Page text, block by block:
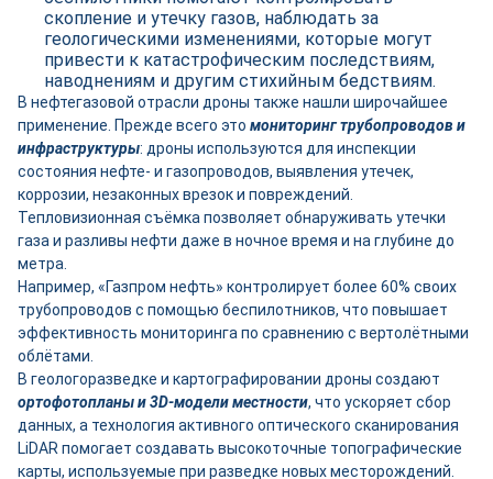
скопление и утечку газов, наблюдать за
геологическими изменениями, которые могут
привести к катастрофическим последствиям,
наводнениям и другим стихийным бедствиям.
В нефтегазовой отрасли дроны также нашли широчайшее
применение. Прежде всего это мониторинг трубопроводов и
инфраструктуры: дроны используются для инспекции
состояния нефте- и газопроводов, выявления утечек,
коррозии, незаконных врезок и повреждений.
Тепловизионная съёмка позволяет обнаруживать утечки
газа и разливы нефти даже в ночное время и на глубине до
метра.
Например, «Газпром нефть» контролирует более 60% своих
трубопроводов с помощью беспилотников, что повышает
эффективность мониторинга по сравнению с вертолётными
облётами.
В геологоразведке и картографировании дроны создают
ортофотопланы и 3D-модели местности, что ускоряет сбор
данных, а технология активного оптического сканирования
LiDAR помогает создавать высокоточные топографические
карты, используемые при разведке новых месторождений.